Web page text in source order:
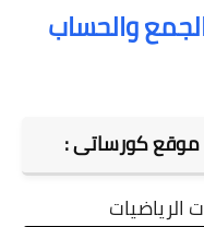
والحساب
موقع كورساتى :